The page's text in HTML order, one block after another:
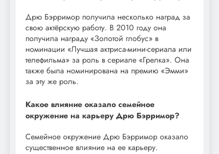
Дрю Бэрримор получила несколько наград за
свою актёрскую работу. В 2010 году она
получила награду «Золотой глобус» в
номинации «Лучшая актриса-мини-сериала или
телефильма» за роль в сериале «Грелка». Она
также была номинирована на премию «Эмми»
за эту же роль.
Какое влияние оказало семейное
окружение на карьеру Дрю Бэрримор?
Семейное окружение Дрю Бэрримор оказало
существенное влияние на ее карьеру.